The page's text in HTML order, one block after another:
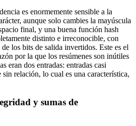
es enormemente sensible a la
aunque solo cambies la mayúscula
final, y una buena función hash
distinto e irreconocible, con
los bits de salida invertidos. Este es el
por la que los resúmenes son inútiles
eran dos entradas: entradas casi
relación, lo cual es una característica,
y sumas de